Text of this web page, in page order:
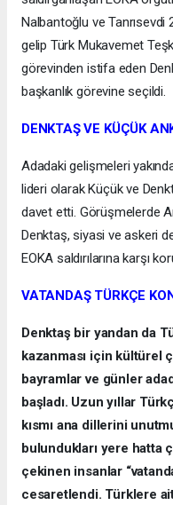
Nalbantoğlu ve
gelip Türk Mukavemet
görevinden istifa eden
başkanlık görevine seçildi.
DENKTAŞ VE KÜÇÜK
Adadaki gelişmeleri
lideri olarak Küçük ve
davet etti. Görüşmelerde
Denktaş, siyasi ve askeri
EOKA saldırılarına karşı
VATANDAŞ TÜRKÇE
Denktaş bir yandan da
kazanması için kültürel
bayramlar ve günler
başladı. Uzun yıllar
kısmı ana dillerini
bulundukları yere hatta
çekinen insanlar
cesaretlendi. Türklere